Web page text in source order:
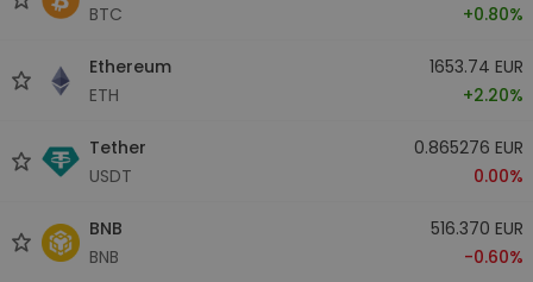
BTC
+0.80%
Ethereum
ETH
1653.74 EUR
+2.20%
Tether
USDT
0.865276 EUR
0.00%
BNB
BNB
516.370 EUR
-0.60%